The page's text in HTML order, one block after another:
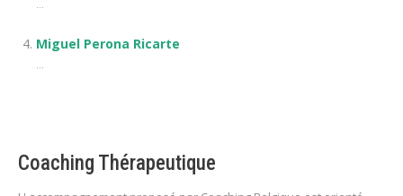
...
Miguel Perona Ricarte
...
Coaching Thérapeutique